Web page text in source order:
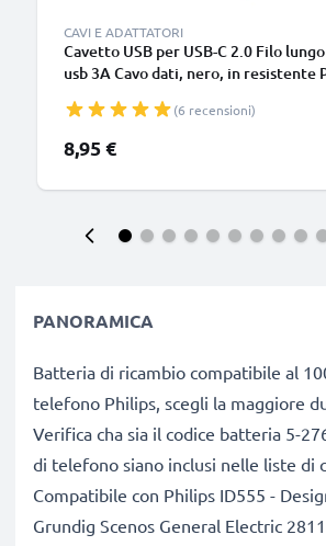
CAVI E ADATTATORI
Cavetto USB per USB-C 2.0 Filo
usb 3A Cavo dati, nero, in resistente
fotocamera Canon, Panasonic Lumix,
connettore tipo C
(6 recensioni)
8,95 €
PANORAMICA
Batteria di ricambio compatibile al
telefono Philips, scegli la maggiore
Verifica cha sia il codice batteria 5-
di telefono siano inclusi nelle liste di
Compatibile con Philips ID555 -
Grundig Scenos General Electric